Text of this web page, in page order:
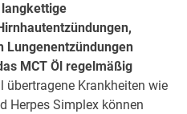
Lungenentzündungen
MCT Öl regelmäßig
übertragene Krankheiten wie
Herpes Simplex können